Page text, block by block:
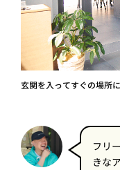
玄関を入ってすぐの場所
フリ
きな